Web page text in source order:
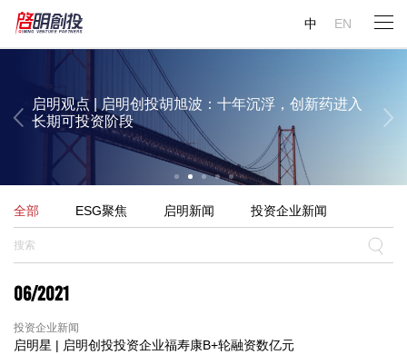
中 EN
已经显现
不过热，理应吸引全世界的资金
启明观点 | 启明创投胡旭波：十年沉浮，创新药进入
长期可投资阶段
启明观点 | 启明创投周志峰：今年大概率将出现“超级
AI应用”
Gary Rieschel：中国或将有12%的GDP来自医疗领域
启明观点 | 启明创投陈侃：AI对生物医药行业的变革
已经显现
启明观点 | 启明创投邝子平：中国的人工智能投资并
不过热，理应吸引全世界的资金
全部 ESG聚焦 启明新闻 投资企业新闻
06/2021
投资企业新闻
启明星 | 启明创投投资企业福寿康B+轮融资数亿元